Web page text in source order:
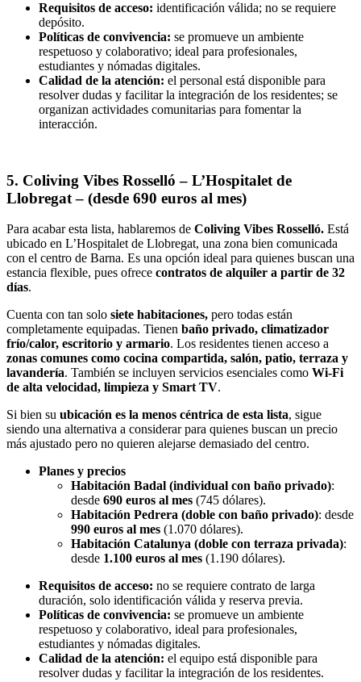
Requisitos de acceso: identificación válida; no se requiere
depósito.
Políticas de convivencia: se promueve un ambiente
respetuoso y colaborativo; ideal para profesionales,
estudiantes y nómadas digitales.
Calidad de la atención: el personal está disponible para
resolver dudas y facilitar la integración de los residentes; se
organizan actividades comunitarias para fomentar la
interacción.
5. Coliving Vibes Rosselló – L’Hospitalet de
Llobregat – (desde 690 euros al mes)
Para acabar esta lista, hablaremos de Coliving Vibes Rosselló. Está
ubicado en L’Hospitalet de Llobregat, una zona bien comunicada
con el centro de Barna. Es una opción ideal para quienes buscan una
estancia flexible, pues ofrece contratos de alquiler a partir de 32
días.
Cuenta con tan solo siete habitaciones, pero todas están
completamente equipadas. Tienen baño privado, climatizador
frío/calor, escritorio y armario. Los residentes tienen acceso a
zonas comunes como cocina compartida, salón, patio, terraza y
lavandería. También se incluyen servicios esenciales como Wi-Fi
de alta velocidad, limpieza y Smart TV.
Si bien su ubicación es la menos céntrica de esta lista, sigue
siendo una alternativa a considerar para quienes buscan un precio
más ajustado pero no quieren alejarse demasiado del centro.
Planes y precios
Habitación Badal (individual con baño privado):
desde 690 euros al mes (745 dólares).
Habitación Pedrera (doble con baño privado): desde
990 euros al mes (1.070 dólares).
Habitación Catalunya (doble con terraza privada):
desde 1.100 euros al mes (1.190 dólares).
Requisitos de acceso: no se requiere contrato de larga
duración, solo identificación válida y reserva previa.
Políticas de convivencia: se promueve un ambiente
respetuoso y colaborativo, ideal para profesionales,
estudiantes y nómadas digitales.
Calidad de la atención: el equipo está disponible para
resolver dudas y facilitar la integración de los residentes.